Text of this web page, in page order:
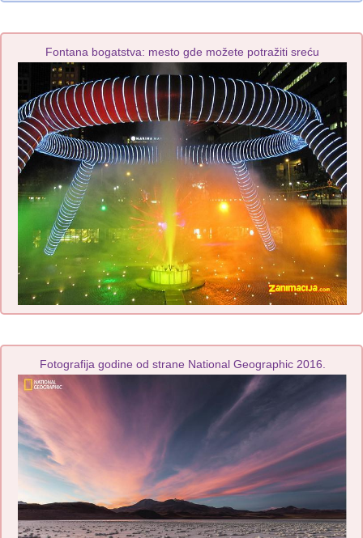
Fontana bogatstva: mesto gde možete potražiti sreću
Fotografija godine od strane National Geographic 2016.